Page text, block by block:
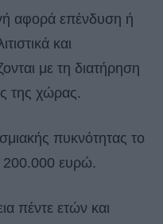
αφορά επένδυση ή
και
με τη διατήρηση
της χώρας.
πυκνότητας το
200.000 ευρώ.
πέντε ετών και